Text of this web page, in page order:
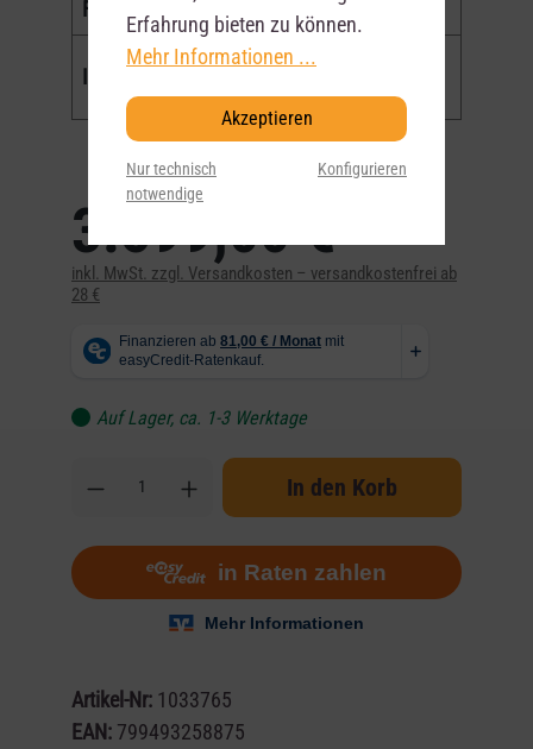
Finish Distressed & Burnt
Inklusive
RZK-1 Form Fit Case
(Koffer)
3.599,00 €*
inkl. MwSt. zzgl. Versandkosten – versandkostenfrei ab
28 €
Auf Lager, ca. 1-3 Werktage
In den Korb
Artikel-Nr: 1033765
EAN: 799493258875
Erfahrung bieten zu können.
Mehr Informationen ...
Akzeptieren
Nur technisch
notwendige
Konfigurieren